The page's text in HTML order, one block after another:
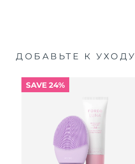
ДОБАВЬТЕ К УХОДУ
SAVE 24%